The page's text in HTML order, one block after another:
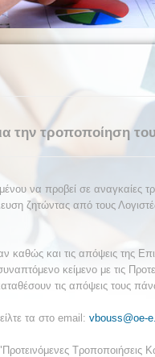
την τροποποίηση
να προβεί σε αναγκαίες
ζητώντας από τους
και τις απόψεις της
κείμενο με τις
τις απόψεις τους
τα στο email: vbouss@oe-